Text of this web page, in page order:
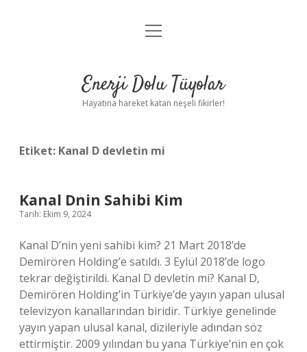
Anasayfa
Yasal Uyarı
menüyü
Enerji Dolu Tüyolar
Hayatına hareket katan neşeli fikirler!
Etiket: Kanal D devletin mi
Kanal Dnin Sahibi Kim
Tarih: Ekim 9, 2024
Kanal D’nin yeni sahibi kim? 21 Mart 2018’de
Demirören Holding’e satıldı. 3 Eylül 2018’de logo
tekrar değiştirildi. Kanal D devletin mi? Kanal D,
Demirören Holding’in Türkiye’de yayın yapan ulusal
televizyon kanallarından biridir. Türkiye genelinde
yayın yapan ulusal kanal, dizileriyle adından söz
ettirmiştir. 2009 yılından bu yana Türkiye’nin en çok